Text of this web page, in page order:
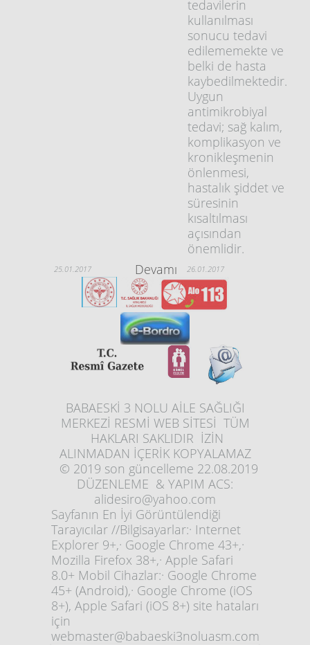
tedavilerin
kullanılması
sonucu tedavi
edilememekte ve
belki de hasta
kaybedilmektedir.
Uygun
antimikrobiyal
tedavi; sağ kalım,
komplikasyon ve
kronikleşmenin
önlenmesi,
hastalık şiddet ve
süresinin
kısaltılması
açısından
önemlidir.
25.01.2017 Devamı 26.01.2017
BABAESKİ 3 NOLU AİLE SAĞLIĞI
MERKEZİ RESMİ WEB SİTESİ TÜM
HAKLARI SAKLIDIR İZİN
ALINMADAN İÇERİK KOPYALAMAZ
© 2019 son güncelleme 22.08.2019
DÜZENLEME & YAPIM ACS:
alidesiro@yahoo.com
Sayfanın En İyi Görüntülendiği
Tarayıcılar //Bilgisayarlar:· Internet
Explorer 9+,· Google Chrome 43+,·
Mozilla Firefox 38+,· Apple Safari
8.0+ Mobil Cihazlar:· Google Chrome
45+ (Android),· Google Chrome (iOS
8+), Apple Safari (iOS 8+) site hataları
için
webmaster@babaeski3noluasm.com